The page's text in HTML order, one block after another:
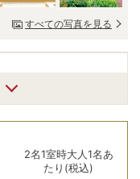
すべての写真を見る
2名1室時大人1名あ
たり(税込)